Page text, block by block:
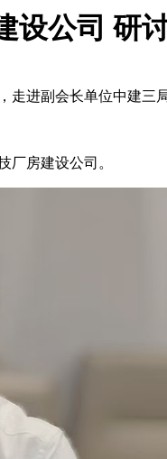
设公司 研
走进副会长单位中建三
房建设公司。